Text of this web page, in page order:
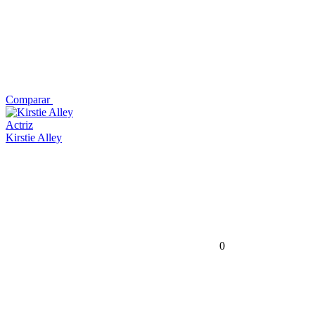
Comparar
Actriz
Kirstie Alley
0